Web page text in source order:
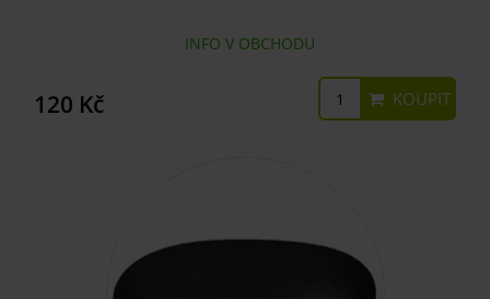
INFO V OBCHODU
120 Kč KOUPIT